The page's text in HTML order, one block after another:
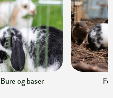
Bure og baser